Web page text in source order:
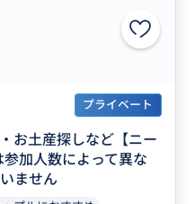
プライベート
お土産探しなど【ニー
加人数によって異な
ません